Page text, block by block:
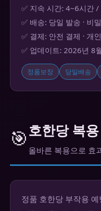
✅ 지속 시간: 4~6시간
✅ 배송: 당일 발송 · 비
✅ 결제: 안전 결제 · 개
✅ 업데이트: 2026년 8
정품보장 당일배송
🎯호한당 복
올바른 복용으로 효
정품 호한당 부작용